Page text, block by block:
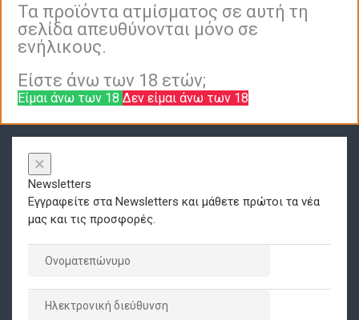
Τα προϊόντα ατμίσματος σε αυτή τη
σελίδα απευθύνονται μόνο σε
ενήλικους.
Είστε άνω των 18 ετών;
Είμαι άνω των 18 Δεν είμαι άνω των 18
×
Newsletters
Εγγραφείτε στα Newsletters και μάθετε πρώτοι τα νέα
μας και τις προσφορές.